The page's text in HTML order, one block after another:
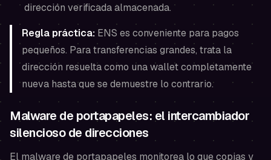
dirección verificada almacenada.
Regla práctica: ENS es conveniente para pagos
pequeños. Para transferencias grandes, trata la
dirección resuelta como una wallet completamente
nueva hasta que se demuestre lo contrario.
Malware de portapapeles: el intercambiador
silencioso de direcciones
El malware de portapapeles monitorea lo que copias y